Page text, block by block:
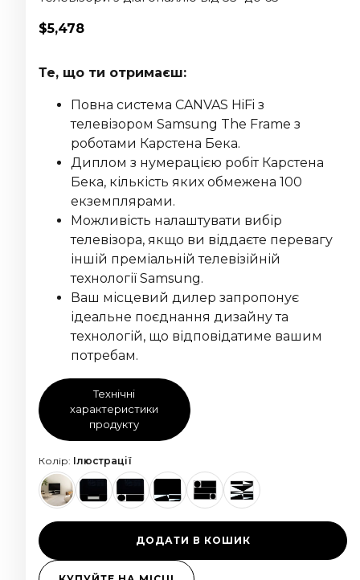
$5,478
Те, що ти отримаєш:
Повна система CANVAS HiFi з
телевізором Samsung The Frame з
роботами Карстена Бека.
Диплом з нумерацією робіт Карстена
Бека, кількість яких обмежена 100
екземплярами.
Можливість налаштувати вибір
телевізора, якщо ви віддаєте перевагу
іншій преміальній телевізійній
технології Samsung.
Ваш місцевий дилер запропонує
ідеальне поєднання дизайну та
технологій, що відповідатиме вашим
потребам.
Технічні
характеристики
продукту
Колір: Ілюстрації
ДОДАТИ В КОШИК